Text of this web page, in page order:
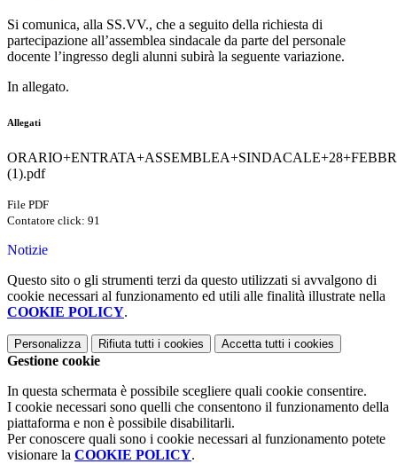
Si comunica, alla SS.VV., che a seguito della richiesta di
partecipazione all’assemblea sindacale da parte del personale
docente l’ingresso degli alunni subirà la seguente variazione.
In allegato.
Allegati
(1).pdf
File PDF
Contatore click: 91
Notizie
Questo sito o gli strumenti terzi da questo utilizzati si avvalgono di
cookie necessari al funzionamento ed utili alle finalità illustrate nella
COOKIE POLICY.
Personalizza Rifiuta tutti i cookies Accetta tutti i cookies
Gestione cookie
In questa schermata è possibile scegliere quali cookie consentire.
I cookie necessari sono quelli che consentono il funzionamento della
piattaforma e non è possibile disabilitarli.
Per conoscere quali sono i cookie necessari al funzionamento potete
visionare la COOKIE POLICY.